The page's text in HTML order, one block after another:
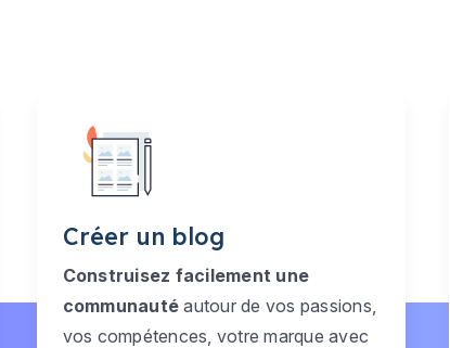
Créer un blog
Construisez facilement une
communauté autour de vos passions,
vos compétences, votre marque avec